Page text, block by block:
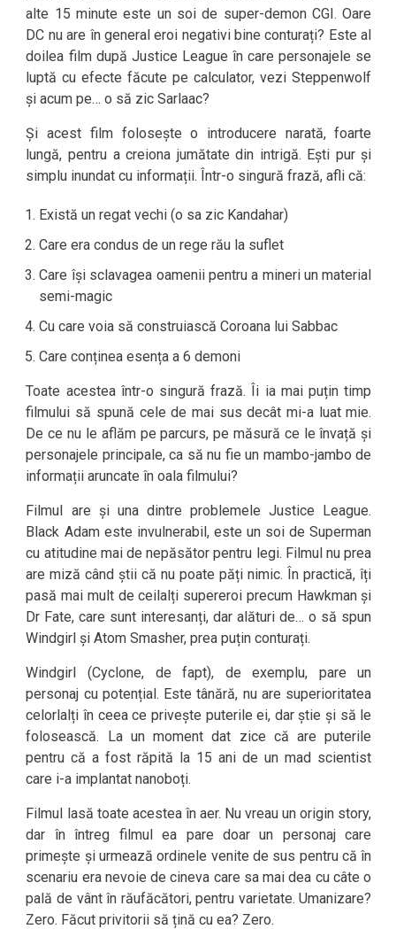
alte 15 minute este un soi de super-demon CGI. Oare
DC nu are în general eroi negativi bine conturați? Este al
doilea film după Justice League în care personajele se
luptă cu efecte făcute pe calculator, vezi Steppenwolf
și acum pe… o să zic Sarlaac?
Și acest film folosește o introducere narată, foarte
lungă, pentru a creiona jumătate din intrigă. Ești pur și
simplu inundat cu informații. Într-o singură frază, afli că:
Există un regat vechi (o sa zic Kandahar)
Care era condus de un rege rău la suflet
Care își sclavagea oamenii pentru a mineri un material
semi-magic
Cu care voia să construiască Coroana lui Sabbac
Care conținea esența a 6 demoni
Toate acestea într-o singură frază. Îi ia mai puțin timp
filmului să spună cele de mai sus decât mi-a luat mie.
De ce nu le aflăm pe parcurs, pe măsură ce le învață și
personajele principale, ca să nu fie un mambo-jambo de
informații aruncate în oala filmului?
Filmul are și una dintre problemele Justice League.
Black Adam este invulnerabil, este un soi de Superman
cu atitudine mai de nepăsător pentru legi. Filmul nu prea
are miză când știi că nu poate păți nimic. În practică, îți
pasă mai mult de ceilalți supereroi precum Hawkman și
Dr Fate, care sunt interesanți, dar alături de… o să spun
Windgirl și Atom Smasher, prea puțin conturați.
Windgirl (Cyclone, de fapt), de exemplu, pare un
personaj cu potențial. Este tânără, nu are superioritatea
celorlalți în ceea ce privește puterile ei, dar știe și să le
folosească. La un moment dat zice că are puterile
pentru că a fost răpită la 15 ani de un mad scientist
care i-a implantat nanoboți.
Filmul lasă toate acestea în aer. Nu vreau un origin story,
dar în întreg filmul ea pare doar un personaj care
primește și urmează ordinele venite de sus pentru că în
scenariu era nevoie de cineva care sa mai dea cu câte o
pală de vânt în răufăcători, pentru varietate. Umanizare?
Zero. Făcut privitorii să țină cu ea? Zero.